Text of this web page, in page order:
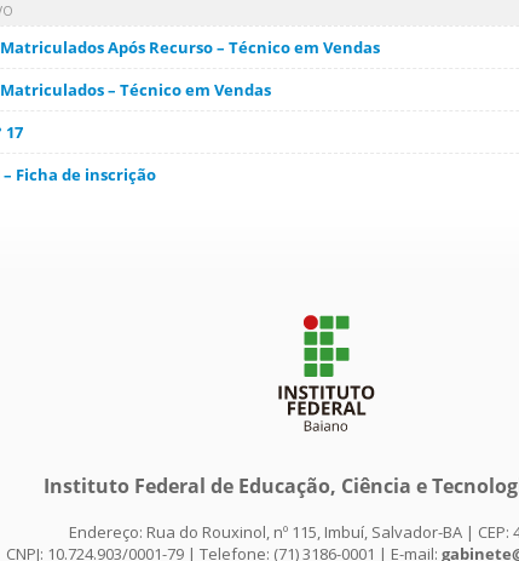
Após Recurso – Técnico em Vendas
– Técnico em Vendas
17
Ficha de inscrição
Instituto Federal de Educação, Ciência e
Endereço: Rua do Rouxinol, nº 115, Imbuí, Salvador-BA | CEP:
CNPJ: 10.724.903/0001-79 | Telefone: (71) 3186-0001 | E-mail: